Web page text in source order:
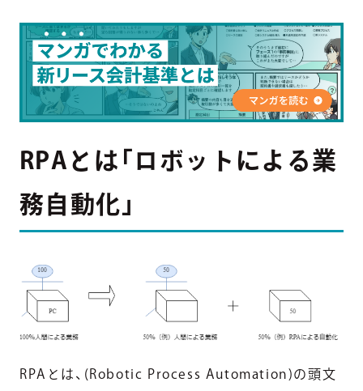
RPAとは「ロボットによる業
務自動化」
RPAとは、(Robotic Process Automation)の頭文